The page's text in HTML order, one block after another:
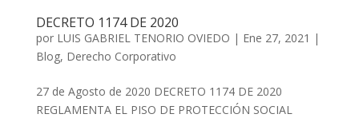
DECRETO 1174 DE 2020
por LUIS GABRIEL TENORIO OVIEDO | Ene 27, 2021 |
Blog, Derecho Corporativo
27 de Agosto de 2020 DECRETO 1174 DE 2020
REGLAMENTA EL PISO DE PROTECCIÓN SOCIAL